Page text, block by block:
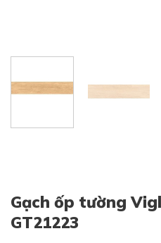
Gạch ốp tường
GT21223